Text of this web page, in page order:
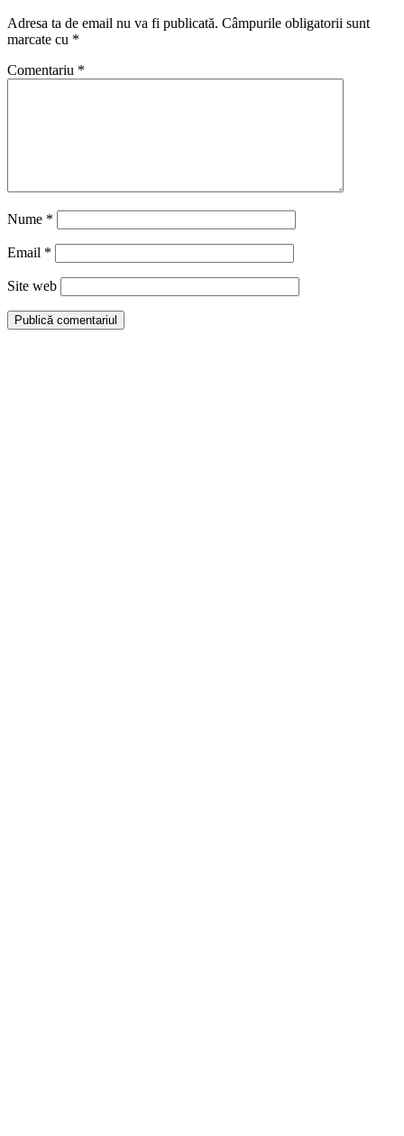
Adresa ta de email nu va fi publicată. Câmpurile obligatorii sunt
marcate cu *
Comentariu *
Nume *
Email *
Site web